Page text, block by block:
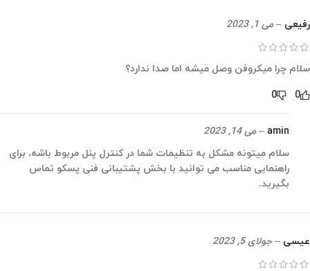
رفیعی – می 1, 2023
سلام چرا میکروفن وصل میشه اما صدا ندارد؟
0
0
amin
– می 14, 2023
سلام میتونه مشکل به تنظیمات شما در کنترل پنل مربوط باشه، برای
راهنمایی مناسب می توانید با بخش پشتیبانی فنی پسکو تماس
بگیرید.
عیسی – جولای 5, 2023